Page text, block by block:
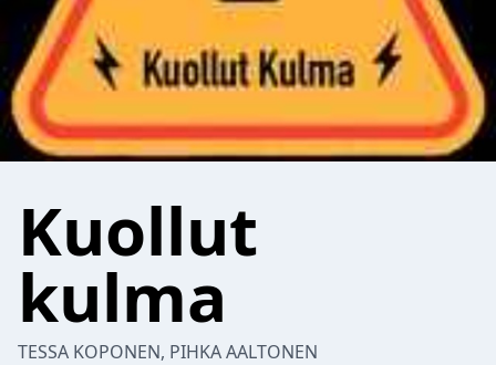
Kuollut
kulma
TESSA KOPONEN, PIHKA AALTONEN